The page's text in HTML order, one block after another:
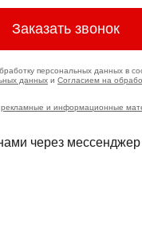
Заказать звонок
персональных данных в
данных и Согласием на
рекламные и информационные
через мессенджер